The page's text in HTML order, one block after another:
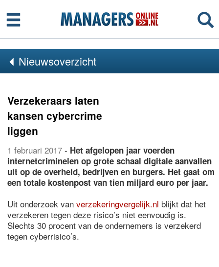
Menu
Nieuwsoverzicht
Verzekeraars laten
kansen cybercrime
liggen
1 februari 2017 - Het afgelopen jaar voerden
internetcriminelen op grote schaal digitale aanvallen
uit op de overheid, bedrijven en burgers. Het gaat om
een totale kostenpost van tien miljard euro per jaar.
Uit onderzoek van verzekeringvergelijk.nl blijkt dat het
verzekeren tegen deze risico’s niet eenvoudig is.
Slechts 30 procent van de ondernemers is verzekerd
tegen cyberrisico’s.